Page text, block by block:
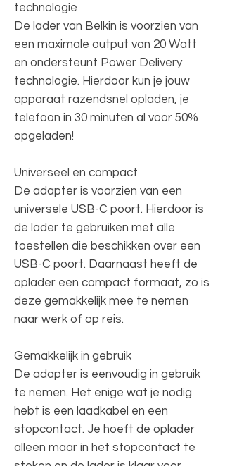
technologie
De lader van Belkin is voorzien van
een maximale output van 20 Watt
en ondersteunt Power Delivery
technologie. Hierdoor kun je jouw
apparaat razendsnel opladen, je
telefoon in 30 minuten al voor 50%
opgeladen!
Universeel en compact
De adapter is voorzien van een
universele USB-C poort. Hierdoor is
de lader te gebruiken met alle
toestellen die beschikken over een
USB-C poort. Daarnaast heeft de
oplader een compact formaat, zo is
deze gemakkelijk mee te nemen
naar werk of op reis.
Gemakkelijk in gebruik
De adapter is eenvoudig in gebruik
te nemen. Het enige wat je nodig
hebt is een laadkabel en een
stopcontact. Je hoeft de oplader
alleen maar in het stopcontact te